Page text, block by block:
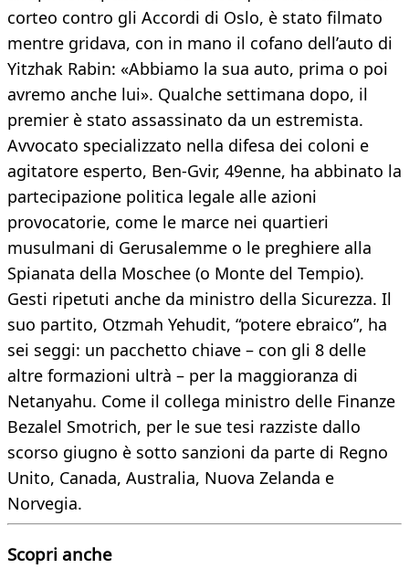
corteo contro gli Accordi di Oslo, è stato filmato
mentre gridava, con in mano il cofano dell’auto di
Yitzhak Rabin: «Abbiamo la sua auto, prima o poi
avremo anche lui». Qualche settimana dopo, il
premier è stato assassinato da un estremista.
Avvocato specializzato nella difesa dei coloni e
agitatore esperto, Ben-Gvir, 49enne, ha abbinato la
partecipazione politica legale alle azioni
provocatorie, come le marce nei quartieri
musulmani di Gerusalemme o le preghiere alla
Spianata della Moschee (o Monte del Tempio).
Gesti ripetuti anche da ministro della Sicurezza. Il
suo partito, Otzmah Yehudit, “potere ebraico”, ha
sei seggi: un pacchetto chiave – con gli 8 delle
altre formazioni ultrà – per la maggioranza di
Netanyahu. Come il collega ministro delle Finanze
Bezalel Smotrich, per le sue tesi razziste dallo
scorso giugno è sotto sanzioni da parte di Regno
Unito, Canada, Australia, Nuova Zelanda e
Norvegia.
Scopri anche